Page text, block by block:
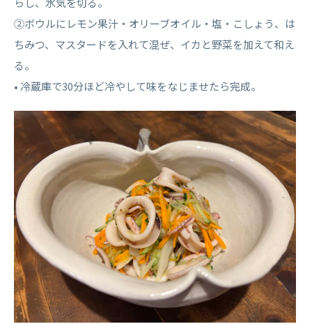
②ボウルにレモン果汁・オリーブオイル・塩・こしょう、は
ちみつ、マスタードを入れて混ぜ、イカと野菜を加えて和え
る。
• 冷蔵庫で30分ほど冷やして味をなじませたら完成。